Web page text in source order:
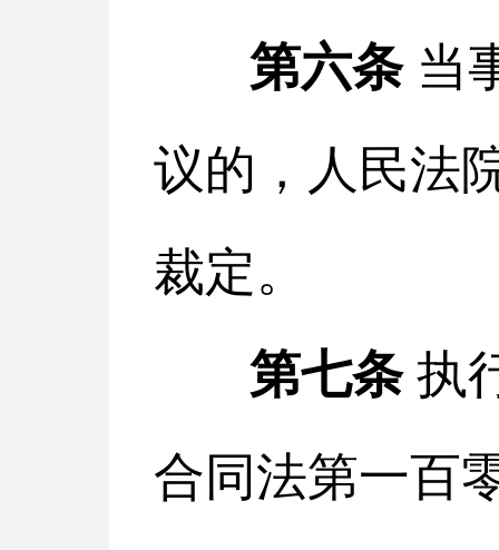
第六条 当
议的，人民法
裁定。
第七条 执
合同法第一百